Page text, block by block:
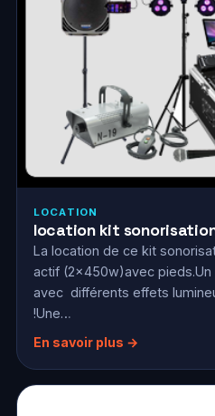
LOCATION
location kit
La location de ce kit
actif (2x450w)avec pieds.Un
avec différents effets
!Une…
En savoir plus →